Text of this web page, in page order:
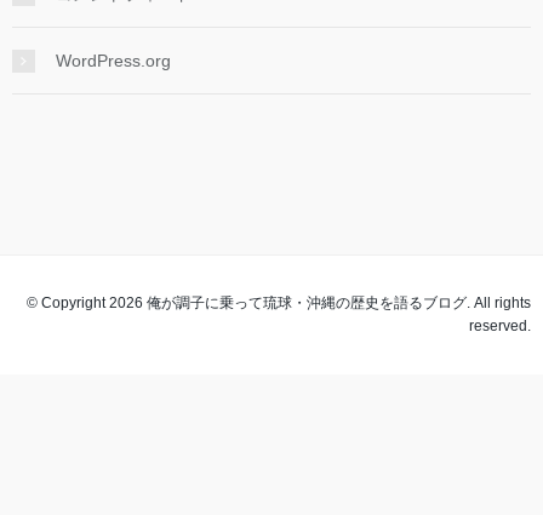
WordPress.org
© Copyright 2026 俺が調子に乗って琉球・沖縄の歴史を語るブログ. All rights
reserved.